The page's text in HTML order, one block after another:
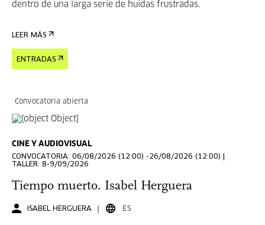
dentro de una larga serie de huidas frustradas.
LEER MÁS
ENTRADAS
Convocatoria abierta
CINE Y AUDIOVISUAL
CONVOCATORIA: 06/08/2026 (12:00) -26/08/2026 (12:00) |
TALLER: 8-9/09/2026
Tiempo muerto. Isabel Herguera
ISABEL HERGUERA ES